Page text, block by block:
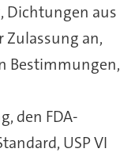
Dichtungen aus
Zulassung an,
Bestimmungen,
den FDA-
USP VI